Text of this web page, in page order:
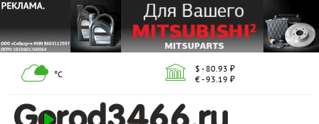
°С
$ - 80.93 ₽
€ - 93.19 ₽